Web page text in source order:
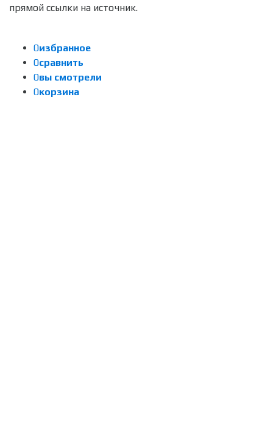
прямой ссылки на источник.
0избранное
0сравнить
0вы смотрели
0корзина